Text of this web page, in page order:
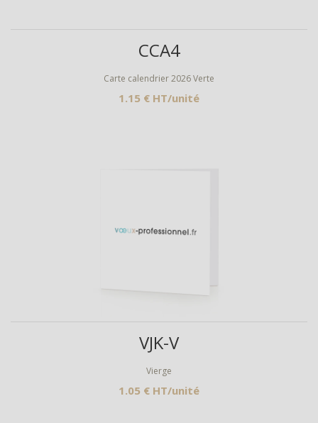
CCA4
Carte calendrier 2026 Verte
1.15 € HT/unité
VJK-V
Vierge
1.05 € HT/unité